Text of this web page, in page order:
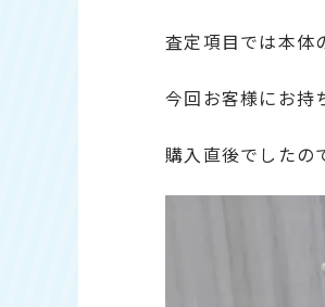
査定項目では本体
今回お客様にお持
購入直後でしたの